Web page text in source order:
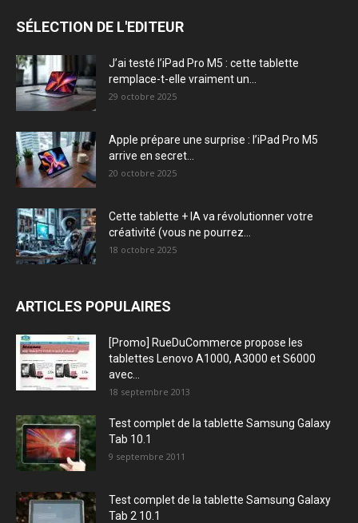
SÉLECTION DE L'EDITEUR
J’ai testé l’iPad Pro M5 : cette tablette
remplace-t-elle vraiment un...
29 octobre 2025
Apple prépare une surprise : l’iPad Pro M5
arrive en secret...
20 octobre 2025
Cette tablette + IA va révolutionner votre
créativité (vous ne pourrez...
18 octobre 2025
ARTICLES POPULAIRES
[Promo] RueDuCommerce propose les
tablettes Lenovo A1000, A3000 et S6000
avec...
18 septembre 2013
Test complet de la tablette Samsung Galaxy
Tab 10.1
9 septembre 2011
Test complet de la tablette Samsung Galaxy
Tab 2 10.1